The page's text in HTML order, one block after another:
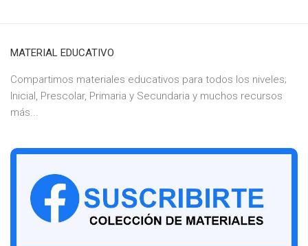
MATERIAL EDUCATIVO
Compartimos materiales educativos para todos los niveles;
Inicial, Prescolar, Primaria y Secundaria y muchos recursos
más...